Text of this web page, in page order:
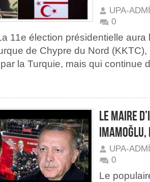
UPA-
0
11e élection présidentielle
de Chypre du Nord (KKTC),
la Turquie, mais qui continue
Le maire
UPA-
0
Le